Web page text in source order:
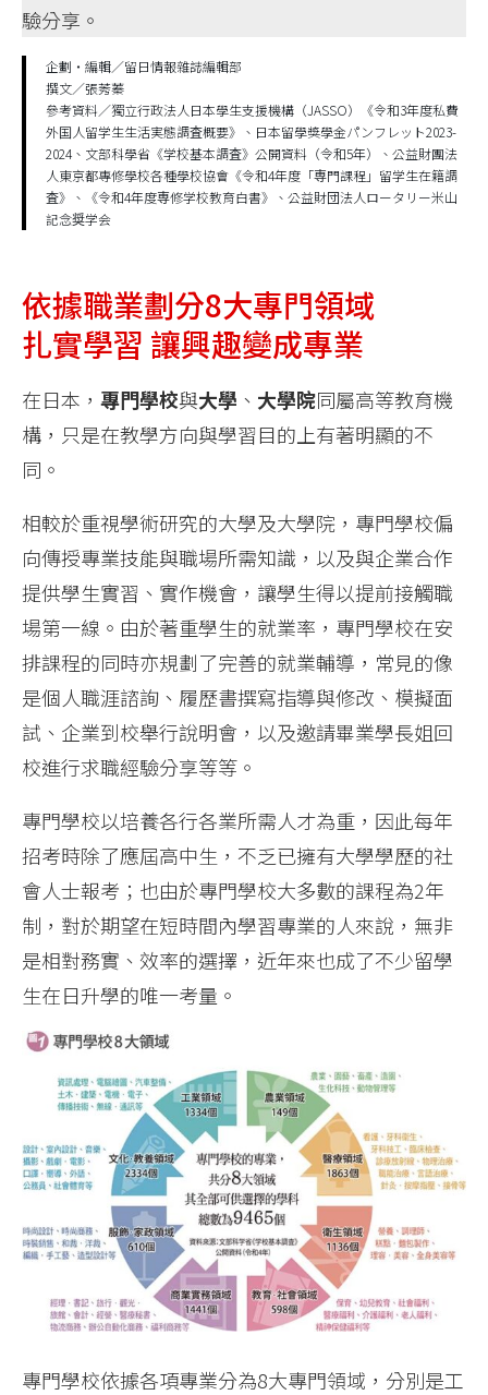
驗分享。
企劃‧編輯／留日情報雜誌編輯部
撰文／張莠蓁
參考資料／獨立行政法人日本學生支援機構（JASSO）《令和3年度私費
外国人留学生生活実態調査概要》、日本留學獎學金パンフレット2023-
2024、文部科學省《学校基本調査》公開資料（令和5年）、公益財團法
人東京都專修學校各種學校協會《令和4年度「専門課程」留学生在籍調
査》、《令和4年度専修学校教育白書》、公益財団法人ロータリー米山
記念奨学会
依據職業劃分8大專門領域
扎實學習 讓興趣變成專業
在日本， 專門學校與大學 、 大學院同屬高等教育機
構，只是在教學方向與學習目的上有著明顯的不
同。
相較於重視學術研究的大學及大學院，專門學校偏
向傳授專業技能與職場所需知識，以及與企業合作
提供學生實習、實作機會，讓學生得以提前接觸職
場第一線。由於著重學生的就業率，專門學校在安
排課程的同時亦規劃了完善的就業輔導，常見的像
是個人職涯諮詢、履歷書撰寫指導與修改、模擬面
試、企業到校舉行說明會，以及邀請畢業學長姐回
校進行求職經驗分享等等。
專門學校以培養各行各業所需人才為重，因此每年
招考時除了應屆高中生，不乏已擁有大學學歷的社
會人士報考；也由於專門學校大多數的課程為2年
制，對於期望在短時間內學習專業的人來說，無非
是相對務實、效率的選擇，近年來也成了不少留學
生在日升學的唯一考量。
專門學校依據各項專業分為8大專門領域，分別是工